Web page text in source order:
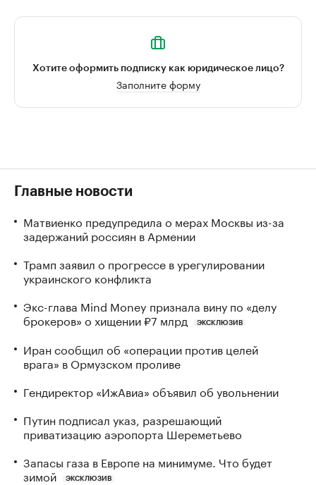
Хотите оформить подписку как юридическое лицо?
Заполните форму
Главные новости
Матвиенко предупредила о мерах Москвы из-за
задержаний россиян в Армении
Трамп заявил о прогрессе в урегулировании
украинского конфликта
Экс-глава Mind Money признала вину по «делу
брокеров» о хищении ₽7 млрд
ЭКСКЛЮЗИВ
Иран сообщил об «операции против целей
врага» в Ормузском проливе
Гендиректор «ИжАвиа» объявил об увольнении
Путин подписал указ, разрешающий
приватизацию аэропорта Шереметьево
Запасы газа в Европе на минимуме. Что будет
зимой
ЭКСКЛЮЗИВ